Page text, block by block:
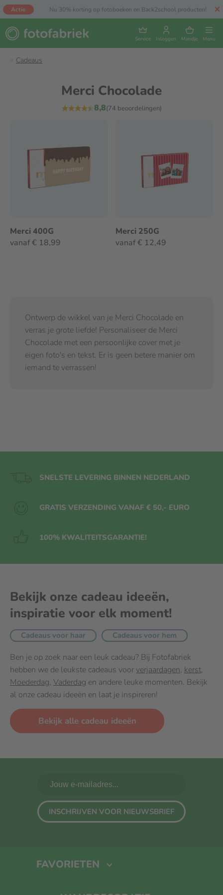
Actie Nu 30% korting op fotoboeken en Back2school producten!
Service Inloggen Mandje Menu
Cadeaus
Merci Chocolade
8,8(74 beoordelingen)
Merci 400G
vanaf € 18,99
Merci 250G
vanaf € 12,49
Ontwerp de wikkel van je Merci Chocolade en
verras je grote liefde! Personaliseer de Merci
Chocolade met een persoonlijke cover met je
eigen foto's en tekst. Er is geen betere manier om
iemand te verrassen!
SNELSTE LEVERING BINNEN NEDERLAND
GRATIS VERZENDING VANAF € 50,- EURO
100% KWALITEITSGARANTIE!
Bekijk onze cadeau ideeën,
inspiratie voor elk moment!
Cadeaus voor haar Cadeaus voor hem
Ben je op zoek naar een leuk cadeau? Bij Fotofabriek
hebben we de leukste cadeaus voor verjaardagen, kerst,
Moederdag, Vaderdag en andere leuke momenten. Bekijk
al onze cadeau ideeën en laat je inspireren!
Bekijk alle cadeau ideeën
INSCHRIJVEN VOOR NIEUWSBRIEF
FAVORIETEN